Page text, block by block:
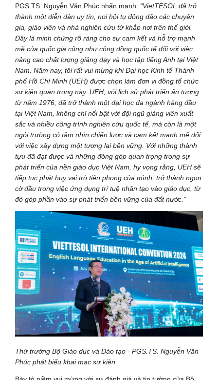
PGS.TS. Nguyễn Văn Phúc nhấn mạnh: “VietTESOL đã trở
thành một diễn đàn uy tín, nơi hội tụ đông đảo các chuyên
gia, giáo viên và nhà nghiên cứu từ khắp nơi trên thế giới.
Đây là minh chứng rõ ràng cho sự cam kết và hỗ trợ mạnh
mẽ của quốc gia cũng như cộng đồng quốc tế đối với việc
nâng cao chất lượng giảng dạy và học tập tiếng Anh tại Việt
Nam. Năm nay, tôi rất vui mừng khi Đại học Kinh tế Thành
phố Hồ Chí Minh (UEH) được chọn làm đơn vị đồng tổ chức
sự kiện quan trọng này. UEH, với lịch sử phát triển ấn tượng
từ năm 1976, đã trở thành một đại học đa ngành hàng đầu
tại Việt Nam, không chỉ nổi bật với đội ngũ giảng viên xuất
sắc và nhiều công trình nghiên cứu quốc tế, mà còn là một
ngôi trường có tầm nhìn chiến lược và cam kết mạnh mẽ đối
với việc xây dựng một tương lai bền vững. Với những thành
tựu đã đạt được và những đóng góp quan trọng trong sự
phát triển của nền giáo dục Việt Nam, hy vọng rằng, UEH sẽ
tiếp tục phát huy vai trò tiên phong của mình, trở thành ngọn
cờ đầu trong việc ứng dụng trí tuệ nhân tạo vào giáo dục, từ
đó góp phần vào sự phát triển bền vững của đất nước.”
Thứ trưởng Bộ Giáo dục và Đào tạo -PGS.TS.Nguyễn Văn
Phúc phát biểu khai mạc sự kiện